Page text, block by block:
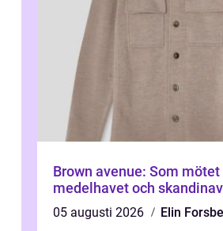
Brown avenue: Som
medelhavet och
05 augusti 2026
Elin